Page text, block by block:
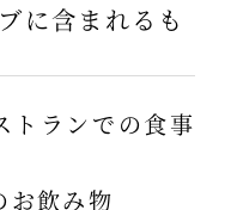
に含まれるも
トランでの食事
お飲み物